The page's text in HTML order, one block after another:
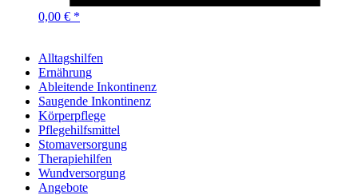
0,00 € *
Alltagshilfen
Ernährung
Ableitende Inkontinenz
Saugende Inkontinenz
Körperpflege
Pflegehilfsmittel
Stomaversorgung
Therapiehilfen
Wundversorgung
Angebote